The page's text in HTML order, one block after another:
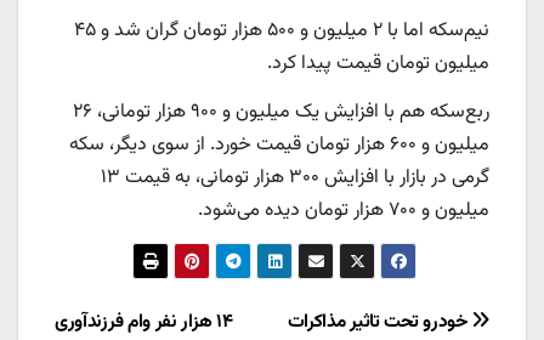
نیم‌سکه اما با ۲ میلیون و ۵۰۰ هزار تومان گران شد و ۴۵
میلیون تومان قیمت پیدا کرد.
ربع‌سکه هم با افزایش یک میلیون و ۹۰۰ هزار تومانی، ۲۶
میلیون و ۶۰۰ هزار تومان قیمت خورد. از سوی دیگر، سکه
گرمی در بازار با افزایش ۳۰۰ هزار تومانی، به قیمت ۱۳
میلیون و ۷۰۰ هزار تومان دیده می‌شود.
۱۴ هزار نفر وام فرزندآوری
خودرو تحت تاثیر مذاکرات